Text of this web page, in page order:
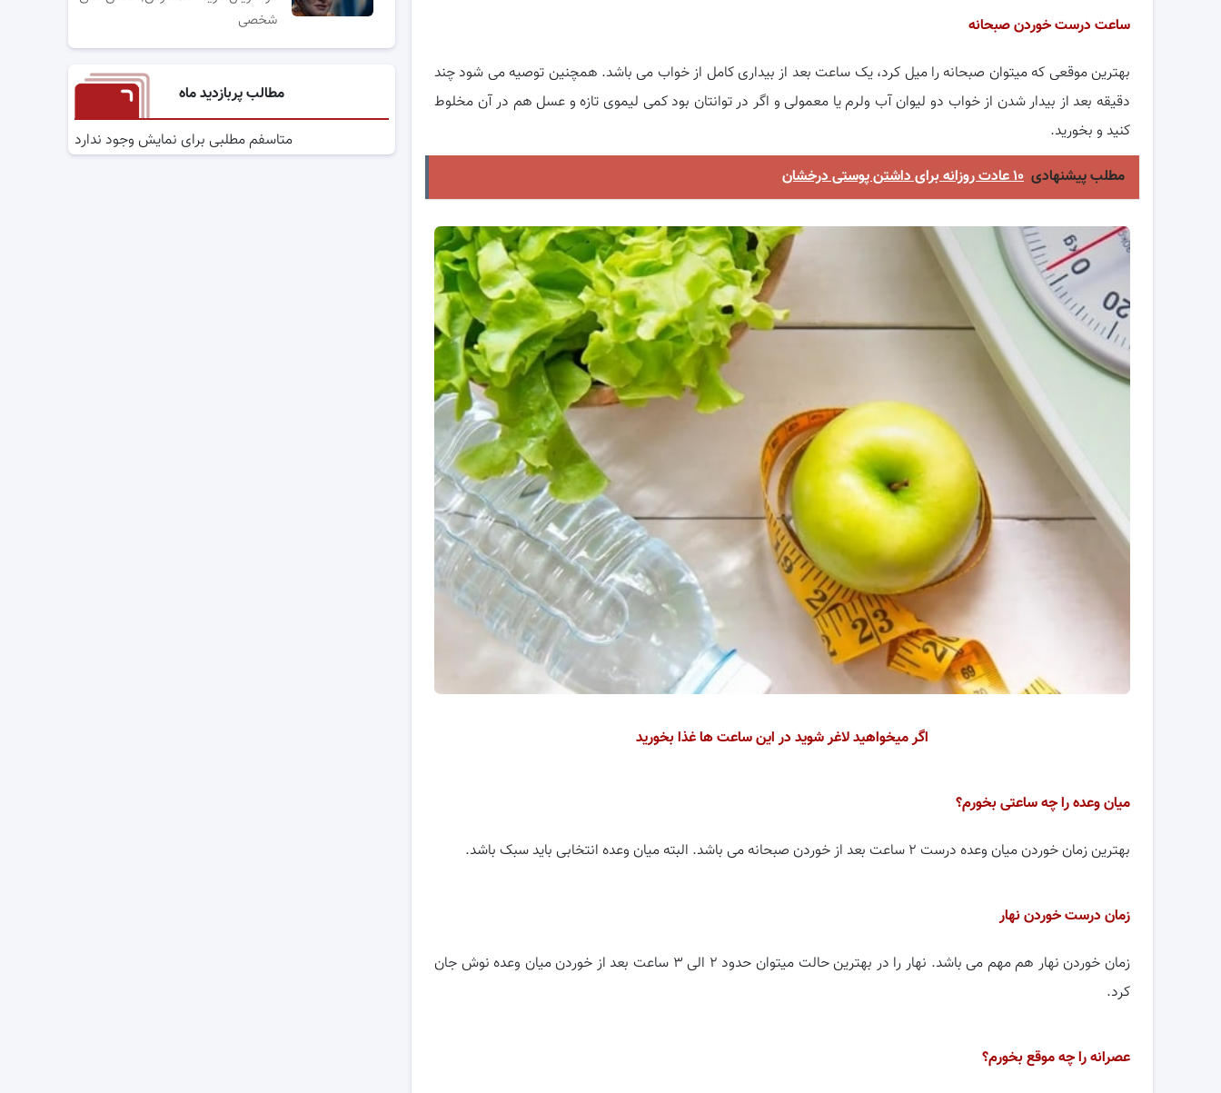
ساعت درست خوردن صبحانه
بهترین موقعی که میتوان صبحانه را میل کرد، یک ساعت بعد از بیداری کامل از خواب می باشد. همچنین توصیه می شود چند
دقیقه بعد از بیدار شدن از خواب دو لیوان آب ولرم یا معمولی و اگر در توانتان بود کمی لیموی تازه و عسل هم در آن مخلوط
کنید و بخورید.
مطلب پیشنهادی ۱۰ عادت روزانه برای داشتن پوستی درخشان
اگر میخواهید لاغر شوید در این ساعت ها غذا بخورید
میان وعده را چه ساعتی بخورم؟
بهترین زمان خوردن میان وعده درست ۲ ساعت بعد از خوردن صبحانه می باشد. البته میان وعده انتخابی باید سبک باشد.
زمان درست خوردن نهار
زمان خوردن نهار هم مهم می باشد. نهار را در بهترین حالت میتوان حدود ۲ الی ۳ ساعت بعد از خوردن میان وعده نوش جان
کرد.
عصرانه را چه موقع بخورم؟
شخصی
مطالب پربازدید ماه
متاسفم مطلبی برای نمایش وجود ندارد